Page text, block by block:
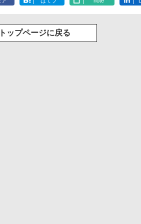
トップページに戻る